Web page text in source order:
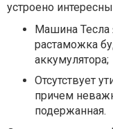
устроено
Машина Тесла
растаможка
аккумулятора;
Отсутствует
причем
подержанная.